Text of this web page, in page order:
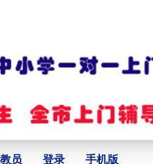
员 登录 手机版